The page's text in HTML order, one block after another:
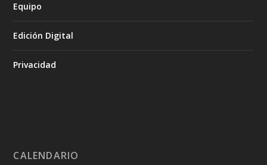
Equipo
Edición Digital
Privacidad
CALENDARIO